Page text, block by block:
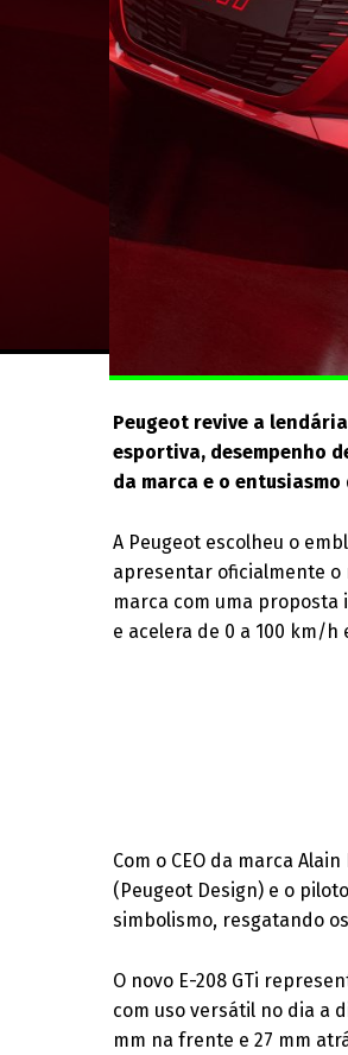
Peugeot revive a
esportiva, desempenho
da marca e o
A Peugeot escolheu o
apresentar oficialmente o
marca com uma
e acelera de 0 a 100 km/h
Com o CEO da marca
(Peugeot Design) e o
simbolismo, resgatando
O novo E-208 GTi
com uso versátil no dia a
mm na frente e 27 mm